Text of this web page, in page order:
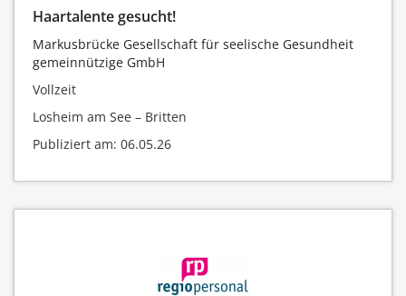
Haartalente gesucht!
Markusbrücke Gesellschaft für seelische Gesundheit
gemeinnützige GmbH
Vollzeit
Losheim am See – Britten
Publiziert am: 06.05.26